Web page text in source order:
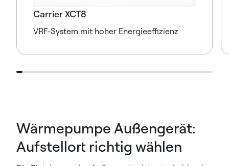
Carrier XCT8
VRF-System mit hoher Energieeffizienz
Wärmepumpe Außengerät:
Aufstellort richtig wählen